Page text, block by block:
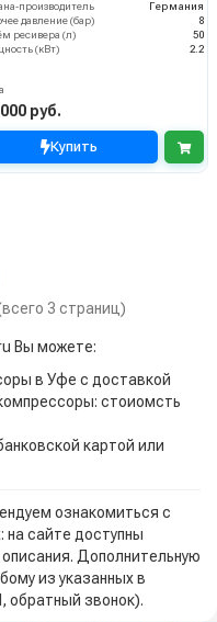
производитель
Германия
давление (бар)
8
ресивера (л)
50
(кВт)
2.2
руб.
Купить
3 страниц)
Вы можете:
в Уфе с доставкой
стоиомсть
картой или
ознакомиться с
сайте доступны
Дополнительную
из указанных в
обратный звонок).